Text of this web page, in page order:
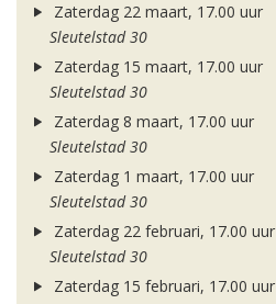
Zaterdag 22 maart, 17.00 uur
Sleutelstad 30
Zaterdag 15 maart, 17.00 uur
Sleutelstad 30
Zaterdag 8 maart, 17.00 uur
Sleutelstad 30
Zaterdag 1 maart, 17.00 uur
Sleutelstad 30
Zaterdag 22 februari, 17.00 uur
Sleutelstad 30
Zaterdag 15 februari, 17.00 uur